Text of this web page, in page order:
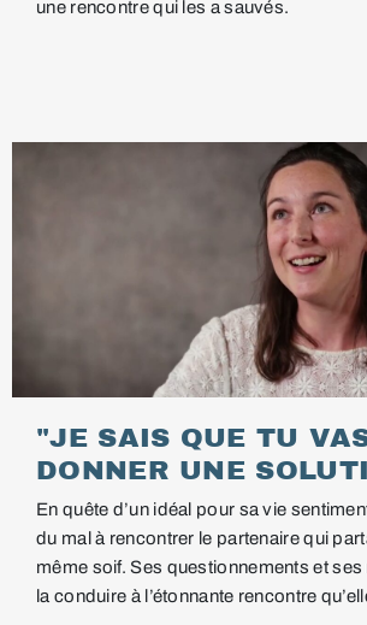
une rencontre qui les a sauvés.
"JE SAIS QUE TU
DONNER UNE
En quête d’un idéal pour sa vie
du mal à rencontrer le partenaire qui
même soif. Ses questionnements et
la conduire à l’étonnante rencontre